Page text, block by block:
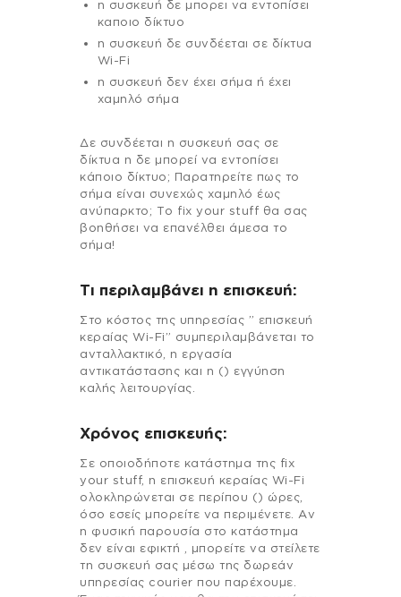
η συσκευή δε μπορει να εντοπίσει
καποιο δίκτυο
η συσκευή δε συνδέεται σε δίκτυα
Wi-Fi
η συσκευή δεν έχει σήμα ή έχει
χαμηλό σήμα
Δε συνδέεται η συσκευή σας σε
δίκτυα η δε μπορεί να εντοπίσει
κάποιο δίκτυο; Παρατηρείτε πως το
σήμα είναι συνεχώς χαμηλό έως
ανύπαρκτο; Το fix your stuff θα σας
βοηθήσει να επανέλθει άμεσα το
σήμα!
Τι περιλαμβάνει η επισκευή:
Στo κόστος της υπηρεσίας ” επισκευή
κεραίας Wi-Fi” συμπεριλαμβάνεται το
ανταλλακτικό, η εργασία
αντικατάστασης και η () εγγύηση
καλής λειτουργίας.
Χρόνος επισκευής:
Σε οποιοδήποτε κατάστημα της fix
your stuff, η επισκευή κεραίας Wi-Fi
ολοκληρώνεται σε περίπου () ώρες,
όσο εσείς μπορείτε να περιμένετε. Αν
η φυσική παρουσία στο κατάστημα
δεν είναι εφικτή , μπορείτε να στείλετε
τη συσκευή σας μέσω της δωρεάν
υπηρεσίας courier που παρέχουμε.